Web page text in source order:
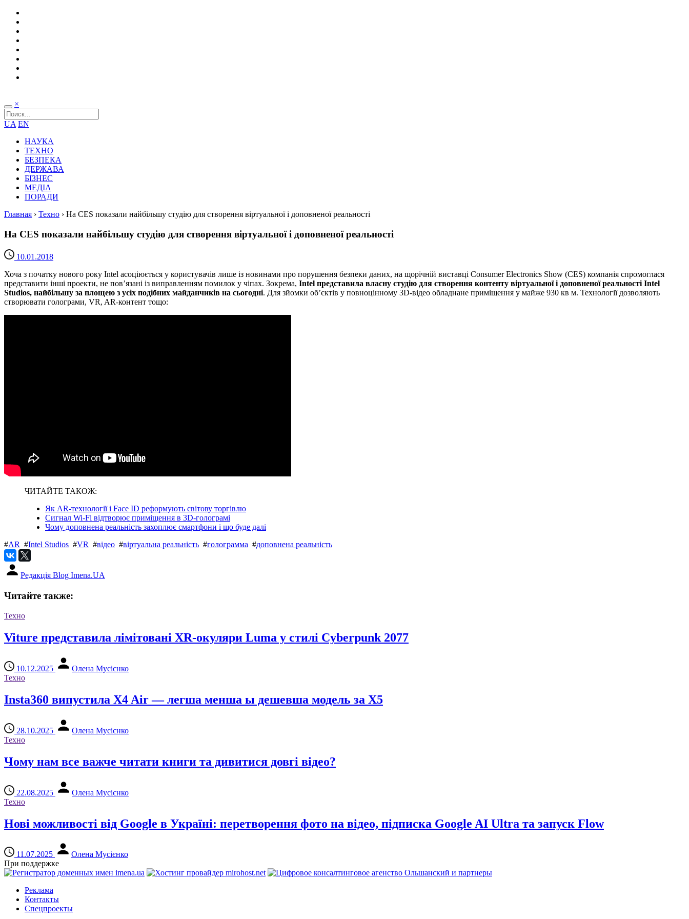
×
UA EN
НАУКА
ТЕХНО
БЕЗПЕКА
ДЕРЖАВА
БІЗНЕС
МЕДІА
ПОРАДИ
Главная › Техно › На CES показали найбільшу студію для створення віртуальної і доповненої реальності
На CES показали найбільшу студію для створення віртуальної і доповненої реальності
10.01.2018
Хоча з початку нового року Intel асоціюється у користувачів лише із новинами про порушення безпеки даних, на щорічній виставці Consumer Electronics Show (CES) компанія спромоглася
представити інші проекти, не пов’язані із виправленням помилок у чіпах. Зокрема, Intel представила власну студію для створення контенту віртуальної і доповненої реальності Intel
Studios, найбільшу за площею з усіх подібних майданчиків на сьогодні. Для зйомки об’єктів у повноцінному 3D-відео обладнане приміщення у майже 930 кв м. Технології дозволяють
створювати голограми, VR, AR-контент тощо:
ЧИТАЙТЕ ТАКОЖ:
Як AR-технології і Face ID реформують світову торгівлю
Сигнал Wi-Fi відтворює приміщення в 3D-голограмі
Чому доповнена реальність захоплює смартфони і що буде далі
#AR #Intel Studios #VR #відео #віртуальна реальність #голограмма #доповнена реальність
Редакція Blog Imena.UA
Читайте также:
Техно
Viture представила лімітовані XR-окуляри Luma у стилі Cyberpunk 2077
10.12.2025
Олена Мусієнко
Техно
Insta360 випустила X4 Air — легша менша ы дешевша модель за X5
28.10.2025
Олена Мусієнко
Техно
Чому нам все важче читати книги та дивитися довгі відео?
22.08.2025
Олена Мусієнко
Техно
Нові можливості від Google в Україні: перетворення фото на відео, підписка Google AI Ultra та запуск Flow
11.07.2025
Олена Мусієнко
При поддержке
Реклама
Контакты
Спецпроекты